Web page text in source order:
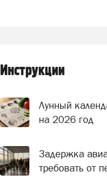
Инструкции
Лунный
на 2026 год
Задержка
требовать от